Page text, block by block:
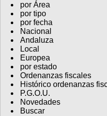
por Área
por tipo
por fecha
Nacional
Andaluza
Local
Europea
por estado
Ordenanzas fiscales
Histórico ordenanzas
P.G.O.U.
Novedades
Buscar